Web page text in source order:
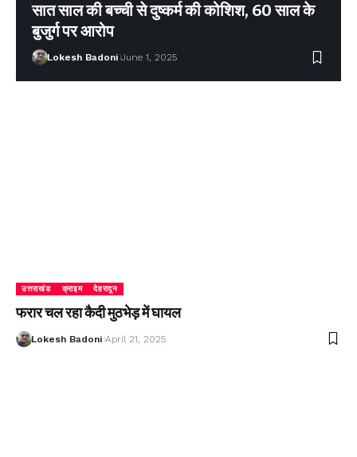
सात साल की बच्ची से दुष्कर्म की कोशिश, 60 साल के
बुजुर्ग पर आरोप
Lokesh Badoni June 1, 2025
उत्तराखंड क्राइम देहरादून
फरार चल रहा कैदी मुठभेड़ में घायल
Lokesh Badoni April 21, 2025